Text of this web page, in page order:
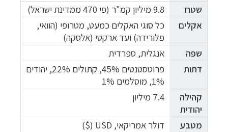
שטח
9.8 מיליון קמ"ר (פי 470 ממדינת ישראל)
אקלים
כל סוגי האקלים כמעט, מטרופי (הוואי,
פלורידה) ועד ארקטי (אלסקה)
שפה
אנגלית, ספרדית
דתות
פרוטסטנטים 45%, קתולים 22%, יהודים
1%, מוסלמים 1%
קהילה
יהודית
7.4 מיליון
מטבע
דולר אמריקאי, USD ($)